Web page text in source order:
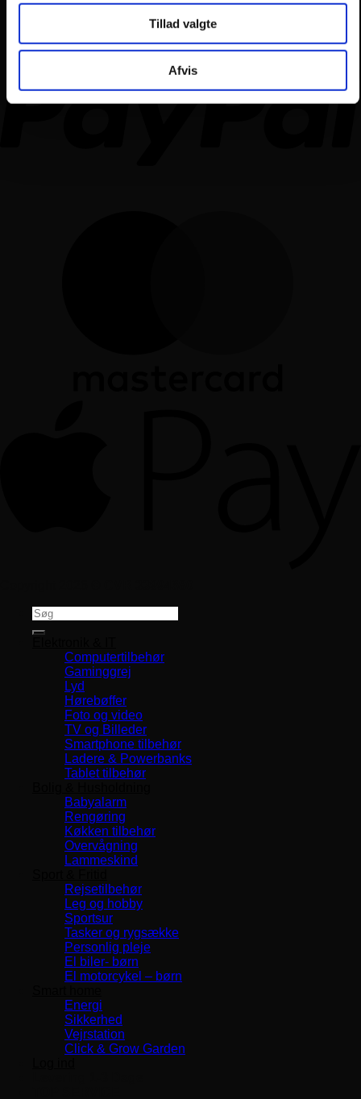
Tillad valgte
Afvis
Søg
efter:
Computertilbehør
Gaminggrej
Lyd
Hørebøffer
Foto og video
TV og Billeder
Smartphone tilbehør
Ladere & Powerbanks
Tablet tilbehør
Babyalarm
Rengøring
Køkken tilbehør
Overvågning
Lammeskind
Rejsetilbehør
Leg og hobby
Sportsur
Tasker og rygsække
Personlig pleje
El biler- børn
El motorcykel – børn
Energi
Sikkerhed
Vejrstation
Click & Grow Garden